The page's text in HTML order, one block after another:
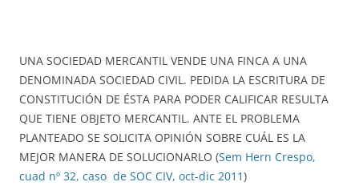
UNA SOCIEDAD MERCANTIL VENDE UNA FINCA A UNA
DENOMINADA SOCIEDAD CIVIL. PEDIDA LA ESCRITURA DE
CONSTITUCIÓN DE ÉSTA PARA PODER CALIFICAR RESULTA
QUE TIENE OBJETO MERCANTIL. ANTE EL PROBLEMA
PLANTEADO SE SOLICITA OPINIÓN SOBRE CUÁL ES LA
MEJOR MANERA DE SOLUCIONARLO (Sem Hern Crespo,
cuad nº 32, caso de SOC CIV, oct-dic 2011)